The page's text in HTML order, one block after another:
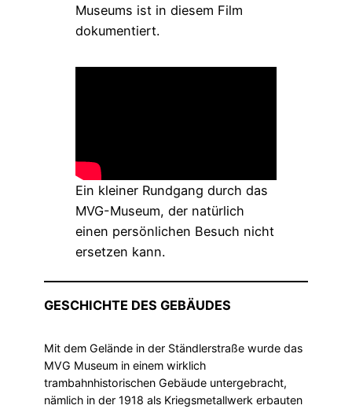
Museums ist in diesem Film
dokumentiert.
Ein kleiner Rundgang durch das
MVG-Museum, der natürlich
einen persönlichen Besuch nicht
ersetzen kann.
GESCHICHTE DES GEBÄUDES
Mit dem Gelände in der Ständlerstraße wurde das
MVG Museum in einem wirklich
trambahnhistorischen Gebäude untergebracht,
nämlich in der 1918 als Kriegsmetallwerk erbauten